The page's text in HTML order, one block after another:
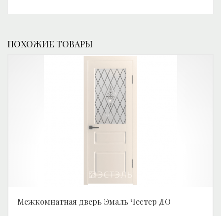
ПОХОЖИЕ ТОВАРЫ
Межкомнатная дверь Эмаль Честер ДО